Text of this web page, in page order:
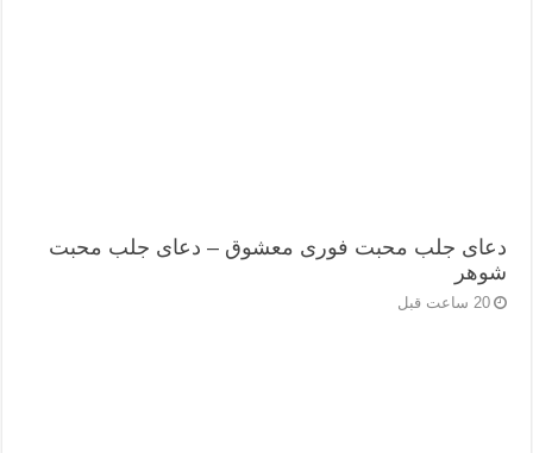
دعای جلب محبت فوری معشوق – دعای جلب محبت
شوهر
20 ساعت قبل